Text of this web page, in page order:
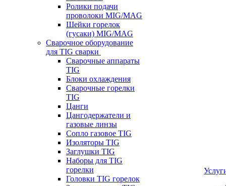
Ролики подачи
проволоки MIG/MAG
Шейки горелок
(гусаки) MIG/MAG
Сварочное оборудование
для TIG сварки
Сварочные аппараты
TIG
Блоки охлаждения
Сварочные горелки
TIG
Цанги
Цангодержатели и
газовые линзы
Сопло газовое TIG
Изоляторы TIG
Заглушки TIG
Наборы для TIG
горелки
Головки TIG горелок